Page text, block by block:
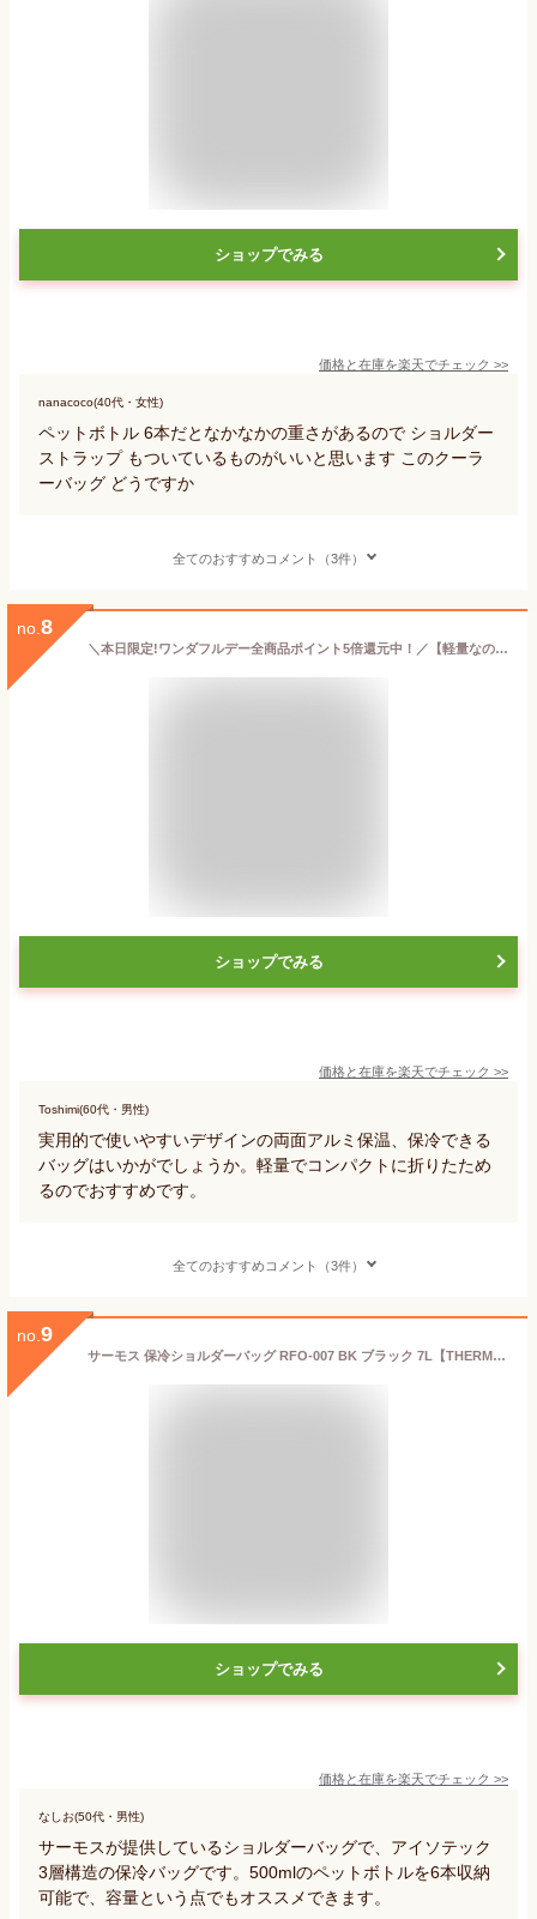
ショップでみる
価格と在庫を楽天でチェック >>
nanacoco(40代・女性)
ペットボトル 6本だとなかなかの重さがあるので ショルダー
ストラップ もついているものがいいと思います このクーラ
ーバッグ どうですか
全てのおすすめコメント（3件）
no. 8
＼本日限定!ワンダフルデー全商品ポイント5倍還元中！／【軽量なのに容量たっぷり12L】両面アルミ 保温 保冷バッグ ペットボトル 2リットル 6本 縦入れ 横入れ 大容量 12L 折りたたみ クーラーバッグ アウトドア キャンプ ソフトクーラーボックス
ショップでみる
価格と在庫を楽天でチェック >>
Toshimi(60代・男性)
実用的で使いやすいデザインの両面アルミ保温、保冷できる
バッグはいかがでしょうか。軽量でコンパクトに折りたため
るのでおすすめです。
全てのおすすめコメント（3件）
no. 9
サーモス 保冷ショルダーバッグ RFO-007 BK ブラック 7L【THERMOS 保冷バッグ 7L クーラーバッグ 大容量 ショルダーバッグ 軽量 断熱 ソフトクーラー ペットボトル6本収納 】
ショップでみる
価格と在庫を楽天でチェック >>
なしお(50代・男性)
サーモスが提供しているショルダーバッグで、アイソテック
3層構造の保冷バッグです。500mlのペットボトルを6本収納
可能で、容量という点でもオススメできます。